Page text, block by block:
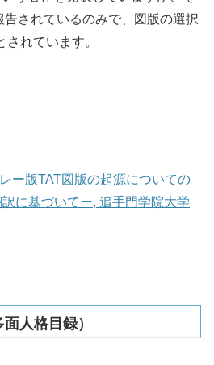
されているのみで、図版の選択
れています。
ー版TAT図版の起源についての
に基づいてー, 追手門学院大学
人格目録）